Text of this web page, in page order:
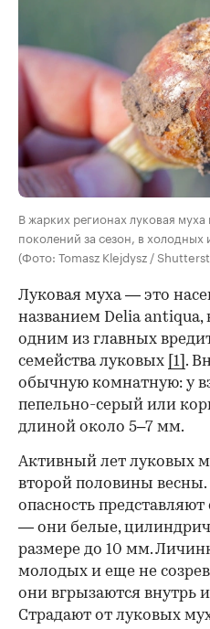
В жарких регионах луковая муха
поколений за сезон, в
(Фото: Tomasz Klejdysz /
00:00
Луковая муха — это
названием Delia antiqua,
одним из главных
семейства луковых [1] .
обычную комнатную: у
пепельно-серый или
длиной около 5–7 мм.
Активный лет луковых
второй половины
опасность
— они белые,
размере до 10 мм.
молодых и еще не
они вгрызаются внутрь
Страдают от луковых